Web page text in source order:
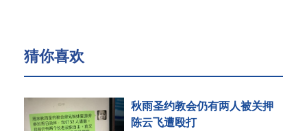
猜你喜欢
秋雨圣约教会仍有两人被关押
陈云飞遭殴打